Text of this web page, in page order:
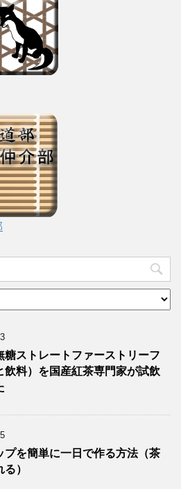
糖ストレートファーストリーフ
飲料）を国産紅茶専門家が試飲
プを簡単に一日で作る方法（茶
）